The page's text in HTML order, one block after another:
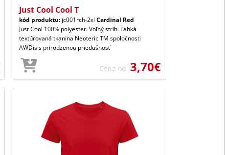
Just Cool Cool T
kód produktu: jc001rch-2xl Cardinal Red
Just Cool 100% polyester. Voľný strih. Ľahká
textúrovaná tkanina Neoteric TM spoločnosti
AWDis s prirodzenou priedušnosť
Cena od 3,70€